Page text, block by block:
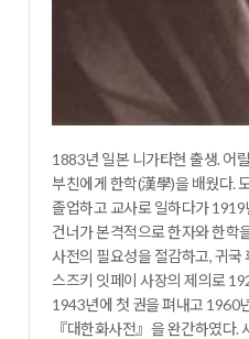
1883년 일본 니가타현 출생. 어
부친에게 한학(漢學)을 배웠다.
졸업하고 교사로 일하다가
건너가 본격적으로 한자와 한학
사전의 필요성을 절감하고, 귀
스즈키 잇페이 사장의 제의로
1943년에 첫 권을 펴내고 1960
『대한화사전』을 완간하였다.